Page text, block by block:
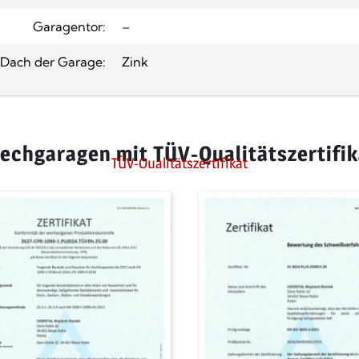
Garagentor: –
Dach der Garage: Zink
mit TÜV-
TÜV-Qualitätszertifikat